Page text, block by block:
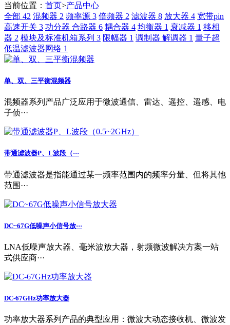
当前位置： 首页>产品中心
全部 42 混频器 2 频率源 3 倍频器 2 滤波器 8 放大器 4 宽带pin
高速开关 3 功分器 合路器 6 耦合器 4 均衡器 1 衰减器 1 移相
器 2 模块及标准机箱系列 3 限幅器 1 调制器 解调器 1 量子超
低温滤波器网络 1
单、双、三平衡混频器
混频器系列产品广泛应用于微波通信、雷达、遥控、遥感、电
子侦···
带通滤波器P、L波段（···
带通滤波器是指能通过某一频率范围内的频率分量、但将其他
范围···
DC~67G低噪声小信号放···
LNA低噪声放大器、毫米波放大器，射频微波解决方案一站
式供应商···
DC-67GHz功率放大器
功率放大器系列产品的典型应用：微波大动态接收机、微波发